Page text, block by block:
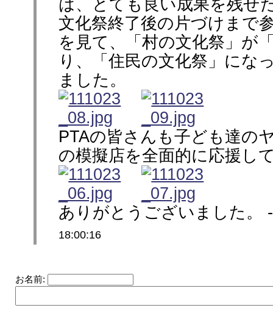
は、とても良い成果を残せ
文化祭終了後の片づけまで
を見て、「村の文化祭」が
り、「住民の文化祭」にな
ました。
PTAの皆さんも子ども達の
の模擬店を全面的に応援し
ありがとうございました。
18:00:16
お名前: